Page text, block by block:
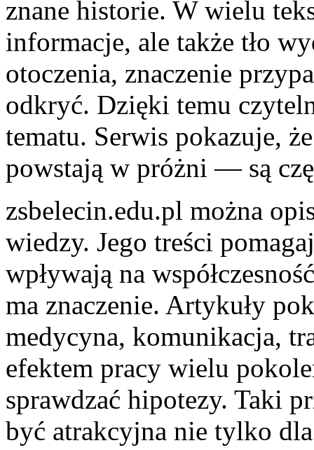
znane historie. W wielu
informacje, ale także tło
otoczenia, znaczenie
odkryć. Dzięki temu
tematu. Serwis pokazuje,
powstają w próżni — są
zsbelecin.edu.pl można
wiedzy. Jego treści
wpływają na
ma znaczenie. Artykuły
medycyna, komunikacja,
efektem pracy wielu
sprawdzać hipotezy. Taki
być atrakcyjna nie tylko